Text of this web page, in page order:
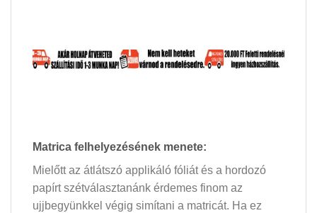
Matrica felhelyezésének menete:
Mielőtt az átlátszó applikáló fóliát és a hordozó
papírt szétválasztanánk érdemes finom az
ujjbegyünkkel végig simítani a matricát. Ha ez